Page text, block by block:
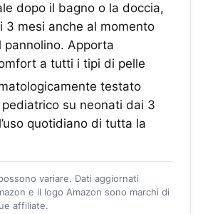
dopo il bagno o la doccia,
3 mesi anche al momento
Apporta
a tutti i tipi di pelle
testato
su neonati dai 3
quotidiano di tutta la
variare. Dati aggiornati
e il logo Amazon sono marchi di
affiliate.